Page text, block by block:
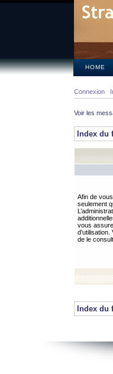
HOME
Connexion
Voir les
Index du
Afin de
seulement
vous
de le
Index du